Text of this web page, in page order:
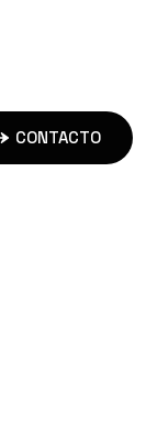
CONTACTO